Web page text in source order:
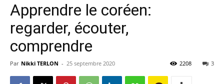
Apprendre le coréen:
regarder, écouter,
comprendre
Par Nikki TERLON - 25 septembre 2020 3
2208